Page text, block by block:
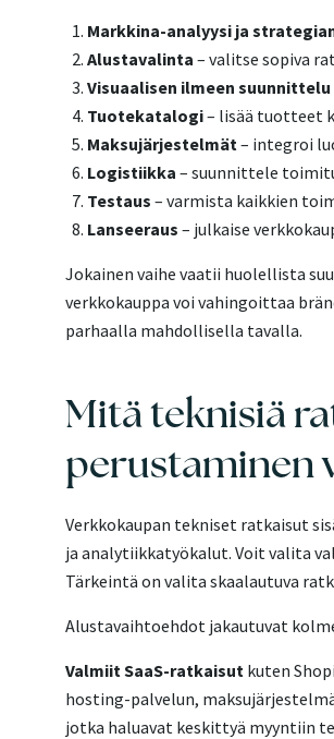
Markkina-analyysi ja
Alustavalinta – valitse sopiva
Visuaalisen ilmeen suunnittelu
Tuotekatalogi– lisää tuotteet
Maksujärjestelmät– integroi
Logistiikka – suunnittele
Testaus – varmista kaikkien
Lanseeraus – julkaise
Jokainen vaihe vaatii huolellista
verkkokauppa voi vahingoittaa
parhaalla mahdollisella tavalla.
Mitä teknisiä
perustaminen
Verkkokaupan tekniset ratkaisut
ja analytiikkatyökalut. Voit valita
Tärkeintä on valita skaalautuva
Alustavaihtoehdot jakautuvat
Valmiit SaaS-ratkaisut kuten
hosting-palvelun,
jotka haluavat keskittyä myyntiin